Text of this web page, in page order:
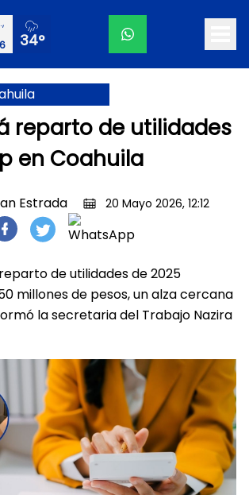
34°
reparto de utilidades
en Coahuila
Estrada
20 Mayo 2026, 12:12
de utilidades de 2025
millones de pesos, un alza cercana
la secretaria del Trabajo Nazira